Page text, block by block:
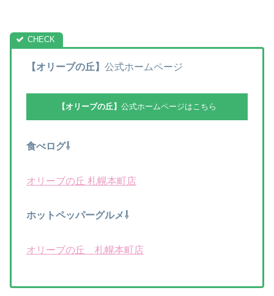
【オリーブの丘】 公式ホームページ
【オリーブの丘】 公式ホームページはこちら
食べログ⇩
オリーブの丘 札幌本町店
ホットペッパーグルメ⇩
オリーブの丘 札幌本町店